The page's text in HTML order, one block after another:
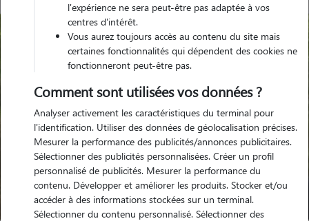
l'expérience ne sera peut-être pas adaptée à vos
centres d'intérêt.
Vous aurez toujours accès au contenu du site mais
certaines fonctionnalités qui dépendent des cookies ne
fonctionneront peut-être pas.
Comment sont utilisées vos données ?
Analyser activement les caractéristiques du terminal pour
l'identification. Utiliser des données de géolocalisation précises.
Mesurer la performance des publicités/annonces publicitaires.
Sélectionner des publicités personnalisées. Créer un profil
personnalisé de publicités. Mesurer la performance du
contenu. Développer et améliorer les produits. Stocker et/ou
accéder à des informations stockées sur un terminal.
Sélectionner du contenu personnalisé. Sélectionner des